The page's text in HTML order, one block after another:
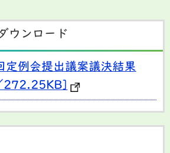
ウンロード
定例会提出議案議決結果
272.25KB]